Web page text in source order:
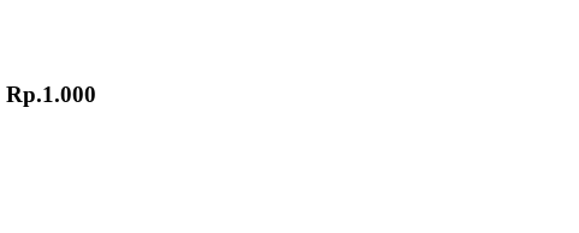
Rp.1.000